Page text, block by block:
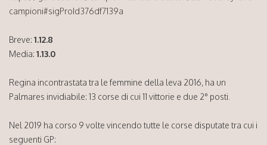
campioni#sigProId376df7139a
Breve: 1.12.8
Media: 1.13.0
Regina incontrastata tra le femmine della leva 2016, ha un
Palmares invidiabile: 13 corse di cui 11 vittorie e due 2° posti.
Nel 2019 ha corso 9 volte vincendo tutte le corse disputate tra cui i
seguenti GP: